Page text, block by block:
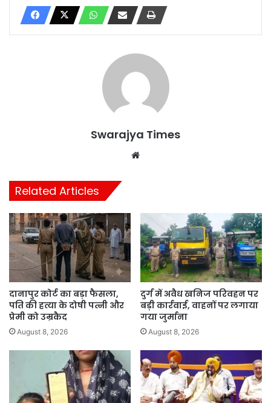
Swarajya Times
Related Articles
दानापुर कोर्ट का बड़ा फैसला,
पति की हत्या के दोषी पत्नी और
प्रेमी को उम्रकैद
August 8, 2026
दुर्ग में अवैध खनिज परिवहन पर
बड़ी कार्रवाई, वाहनों पर लगाया
गया जुर्माना
August 8, 2026